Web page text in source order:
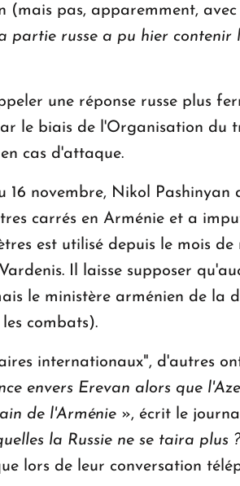
(mais pas, apparemment,
partie russe a pu hier contenir
une réponse russe plus
le biais de l'Organisation du
cas d'attaque.
16 novembre, Nikol Pashinyan
carrés en Arménie et a
est utilisé depuis le mois de
Il laisse supposer
le ministère arménien de la
combats).
internationaux", d'autres
envers Erevan alors que
de l'Arménie », écrit le
la Russie ne se taira plus ?
lors de leur conversation